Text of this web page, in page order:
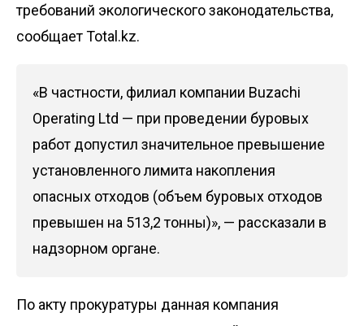
требований экологического законодательства,
сообщает Total.kz.
«В частности, филиал компании Buzachi
Operating Ltd — при проведении буровых
работ допустил значительное превышение
установленного лимита накопления
опасных отходов (объем буровых отходов
превышен на 513,2 тонны)», — рассказали в
надзорном органе.
По акту прокуратуры данная компания